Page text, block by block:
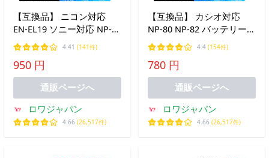
【互換品】 ニコン対応
EN-EL19 ソニー対応 NP-
BJ1 バッテリー COOLPIX S
シリーズ 対応 ロワジャパ
ン
4.41 (141件)
950 円
通販ページへ
ロワジャパン
4.66 (26,517件)
【互換品】 カシオ対応
NP-80 NP-82 バッテリー
CASIO対応 EXILIM シリー
ズ 用 ロワジャパン
4.4 (154件)
780 円
通販ページへ
ロワジャパン
4.66 (26,517件)